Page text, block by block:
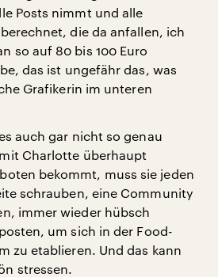
Posts nimmt und alle
die da anfallen, ich
so auf 80 bis 100 Euro
das ist ungefähr das, was
Grafikerin im unteren
auch gar nicht so genau
Charlotte überhaupt
bekommt, muss sie jeden
schrauben, eine Community
immer wieder hübsch
um sich in der Food-
zu etablieren. Und das kann
stressen.